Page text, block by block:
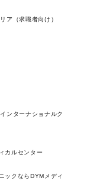
ア（求職者向け）
ンターナショナルク
カルセンター
ックならDYMメディ